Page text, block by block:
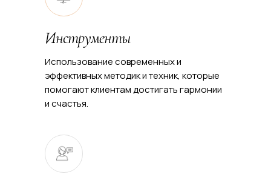
Использование современных и
эффективных методик и техник, которые
помогают клиентам достигать гармонии
и счастья.
Инструменты